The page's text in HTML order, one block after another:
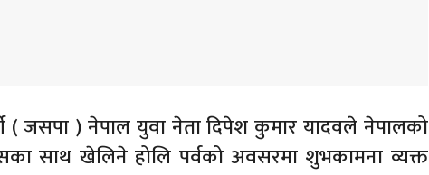
( जसपा ) नेपाल युवा नेता दिपेश कुमार यादवले नेपालको
साथ खेलिने होलि पर्वको अवसरमा शुभकामना व्यक्त